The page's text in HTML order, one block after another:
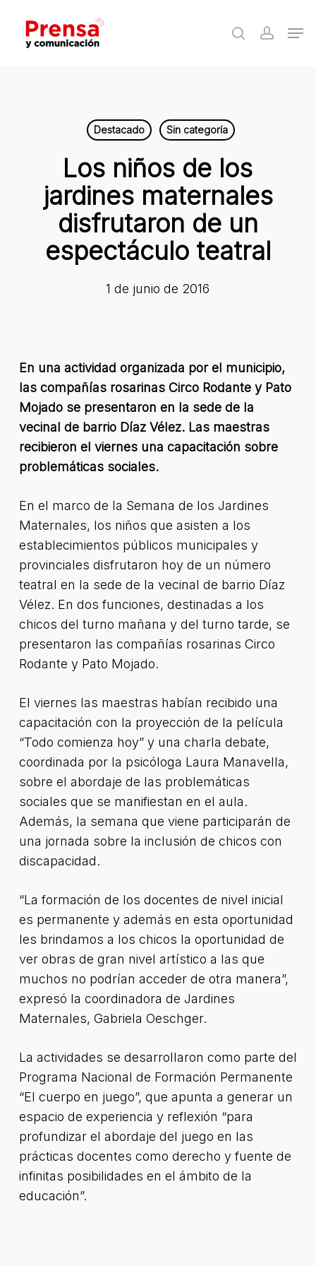
main
search
Destacado Sin categoría
Los niños de los
jardines maternales
disfrutaron de un
espectáculo teatral
1 de junio de 2016
En una actividad organizada por el municipio,
las compañías rosarinas Circo Rodante y Pato
Mojado se presentaron en la sede de la
vecinal de barrio Díaz Vélez. Las maestras
recibieron el viernes una capacitación sobre
problemáticas sociales.
En el marco de la Semana de los Jardines
Maternales, los niños que asisten a los
establecimientos públicos municipales y
provinciales disfrutaron hoy de un número
teatral en la sede de la vecinal de barrio Díaz
Vélez. En dos funciones, destinadas a los
chicos del turno mañana y del turno tarde, se
presentaron las compañías rosarinas Circo
Rodante y Pato Mojado.
El viernes las maestras habían recibido una
capacitación con la proyección de la película
“Todo comienza hoy” y una charla debate,
coordinada por la psicóloga Laura Manavella,
sobre el abordaje de las problemáticas
sociales que se manifiestan en el aula.
Además, la semana que viene participarán de
una jornada sobre la inclusión de chicos con
discapacidad.
“La formación de los docentes de nivel inicial
es permanente y además en esta oportunidad
les brindamos a los chicos la oportunidad de
ver obras de gran nivel artístico a las que
muchos no podrían acceder de otra manera”,
expresó la coordinadora de Jardines
Maternales, Gabriela Oeschger.
La actividades se desarrollaron como parte del
Programa Nacional de Formación Permanente
“El cuerpo en juego”, que apunta a generar un
espacio de experiencia y reflexión “para
profundizar el abordaje del juego en las
prácticas docentes como derecho y fuente de
infinitas posibilidades en el ámbito de la
educación”.